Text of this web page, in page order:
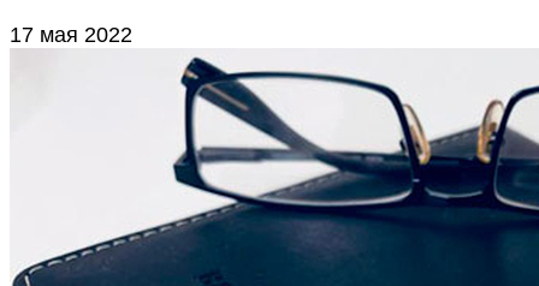
17 мая 2022